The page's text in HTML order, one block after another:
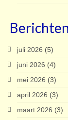
juli 2026 (5)
juni 2026 (4)
mei 2026 (3)
april 2026 (3)
maart 2026 (3)